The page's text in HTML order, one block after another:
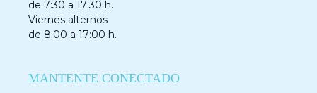
de 7:30 a 17:30 h.
Viernes alternos
de 8:00 a 17:00 h.
MANTENTE CONECTADO